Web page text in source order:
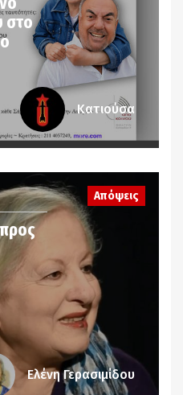
στο
Κατιούσα
Απόψεις
Ελένη Γερασιμίδου